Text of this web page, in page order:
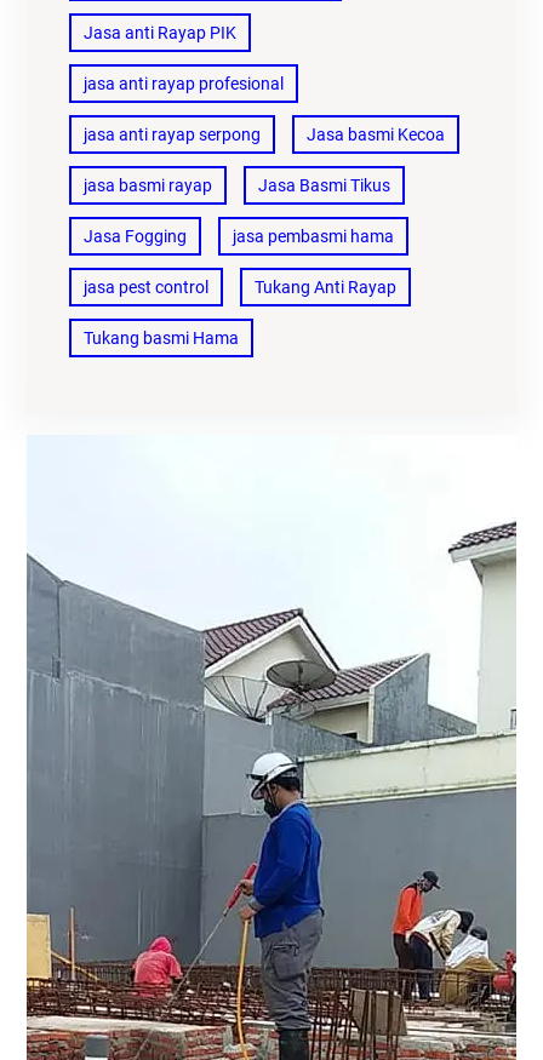
Jasa anti Rayap PIK
jasa anti rayap profesional
jasa anti rayap serpong Jasa basmi Kecoa
jasa basmi rayap Jasa Basmi Tikus
Jasa Fogging jasa pembasmi hama
jasa pest control Tukang Anti Rayap
Tukang basmi Hama